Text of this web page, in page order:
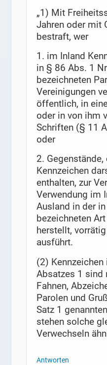
„1) Mit
Jahren oder mit
bestraft, wer
1. im Inland
in § 86 Abs. 1
bezeichneten
Vereinigungen
öffentlich, in
oder in von ihm
Schriften (§ 11
oder
2.
Kennzeichen
enthalten, zur
Verwendung im
Ausland in der
bezeichneten
herstellt,
ausführt.
(2) Kennzeichen
Absatzes 1 sind
Fahnen,
Parolen und
Satz 1
stehen solche
Verwechseln
Antworten